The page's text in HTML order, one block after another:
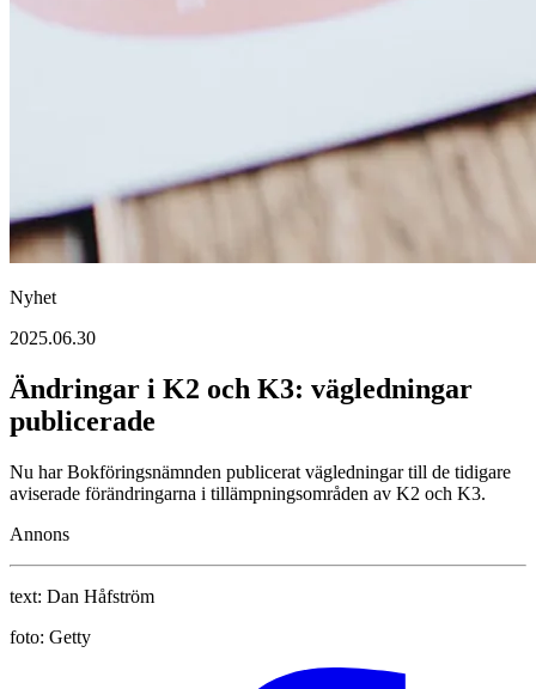
Nyhet
2025.06.30
Ändringar i K2 och K3: vägledningar
publicerade
Nu har Bokföringsnämnden publicerat vägledningar till de tidigare
aviserade förändringarna i tillämpningsområden av K2 och K3.
Annons
text: Dan Håfström
foto: Getty